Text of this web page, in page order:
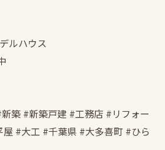
ルハウス
築 #新築戸建 #工務店 #リフォー
#大工 #千葉県 #大多喜町 #ひら